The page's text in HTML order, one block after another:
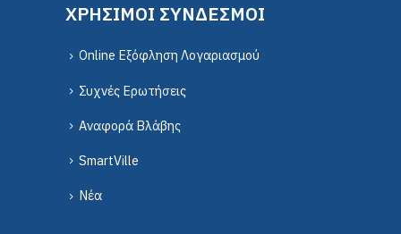
ΧΡΗΣΙΜΟΙ ΣΥΝΔΕΣΜΟΙ
Online Εξόφληση Λογαριασμού
Συχνές Ερωτήσεις
Αναφορά Βλάβης
SmartVille
Νέα